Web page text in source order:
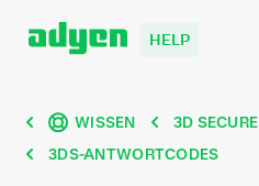
HELP
WISSEN
3D SECURE
3DS-ANTWORTCODES